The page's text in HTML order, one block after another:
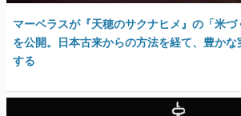
マーベラスが『天穂のサクナヒメ』の「米
を公開。日本古来からの方法を経て、豊かな
する